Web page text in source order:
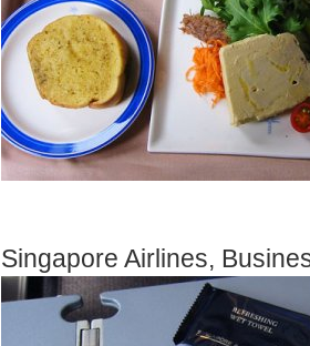
Singapore Airlines,